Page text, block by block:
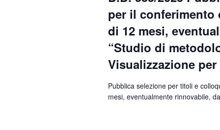
per il conferimento
di 12 mesi,
“Studio di
Visualizzazione
Pubblica selezione per titoli e
mesi, eventualmente rinnovabile,